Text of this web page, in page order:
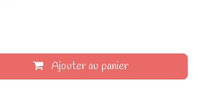
Ajouter au panier